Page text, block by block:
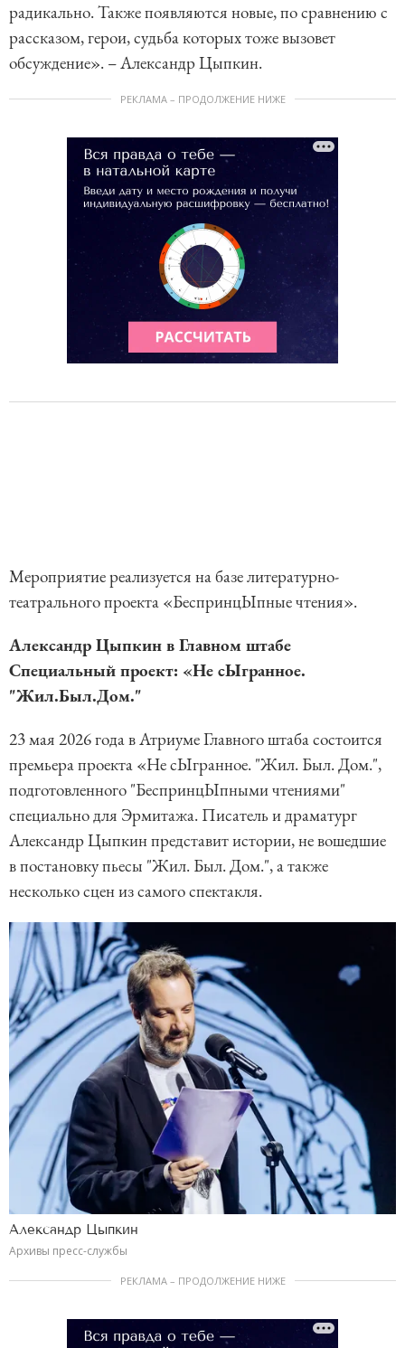
радикально. Также появляются новые, по сравнению с
рассказом, герои, судьба которых тоже вызовет
обсуждение». – Александр Цыпкин.
РЕКЛАМА – ПРОДОЛЖЕНИЕ НИЖЕ
Мероприятие реализуется на базе литературно-
театрального проекта «БеспринцЫпные чтения».
Александр Цыпкин в Главном штабе
Специальный проект: «Не сЫгранное.
"Жил.Был.Дом."
23 мая 2026 года в Атриуме Главного штаба состоится
премьера проекта «Не сЫгранное. "Жил. Был. Дом.",
подготовленного "БеспринцЫпными чтениями"
специально для Эрмитажа. Писатель и драматург
Александр Цыпкин представит истории, не вошедшие
в постановку пьесы "Жил. Был. Дом.", а также
несколько сцен из самого спектакля.
Александр Цыпкин
Архивы пресс-службы
РЕКЛАМА – ПРОДОЛЖЕНИЕ НИЖЕ